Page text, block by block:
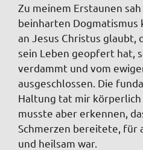
Zu meinem Erstaunen
beinharten
an Jesus Christus glaubt,
sein Leben geopfert hat,
verdammt und vom
ausgeschlossen. Die
Haltung tat mir
musste aber erkennen,
Schmerzen bereitete, für
und heilsam war.